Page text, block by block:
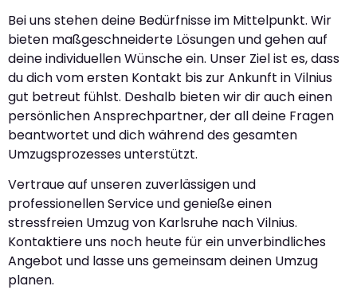
Bei uns stehen deine Bedürfnisse im Mittelpunkt. Wir
bieten maßgeschneiderte Lösungen und gehen auf
deine individuellen Wünsche ein. Unser Ziel ist es, dass
du dich vom ersten Kontakt bis zur Ankunft in Vilnius
gut betreut fühlst. Deshalb bieten wir dir auch einen
persönlichen Ansprechpartner, der all deine Fragen
beantwortet und dich während des gesamten
Umzugsprozesses unterstützt.
Vertraue auf unseren zuverlässigen und
professionellen Service und genieße einen
stressfreien Umzug von Karlsruhe nach Vilnius.
Kontaktiere uns noch heute für ein unverbindliches
Angebot und lasse uns gemeinsam deinen Umzug
planen.